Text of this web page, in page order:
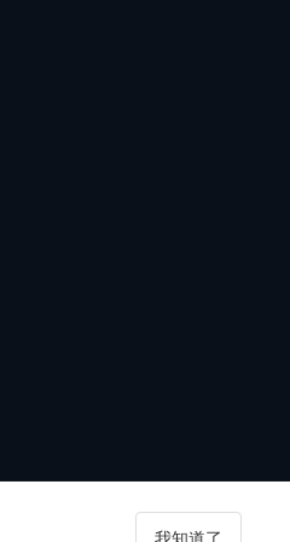
我知道了